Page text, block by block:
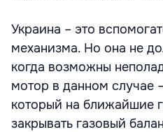
Украина – это
механизма. Но она не
когда возможны
мотор в данном случае
который на ближайшие
закрывать газовый